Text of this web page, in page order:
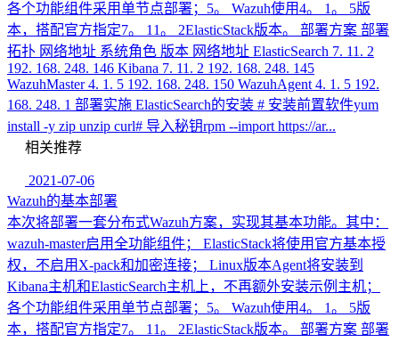
各个功能组件采用单节点部署；5。 Wazuh使用4。 1。 5版
本，搭配官方指定7。 11。 2ElasticStack版本。 部署方案 部署
拓扑 网络地址 系统角色 版本 网络地址 ElasticSearch 7. 11. 2
192. 168. 248. 146 Kibana 7. 11. 2 192. 168. 248. 145
WazuhMaster 4. 1. 5 192. 168. 248. 150 WazuhAgent 4. 1. 5 192.
168. 248. 1 部署实施 ElasticSearch的安装 # 安装前置软件yum
install -y zip unzip curl# 导入秘钥rpm --import https://ar...
相关推荐
2021-07-06
Wazuh的基本部署
本次将部署一套分布式Wazuh方案，实现其基本功能。其中：
wazuh-master启用全功能组件； ElasticStack将使用官方基本授
权，不启用X-pack和加密连接； Linux版本Agent将安装到
Kibana主机和ElasticSearch主机上，不再额外安装示例主机；
各个功能组件采用单节点部署；5。 Wazuh使用4。 1。 5版
本，搭配官方指定7。 11。 2ElasticStack版本。 部署方案 部署